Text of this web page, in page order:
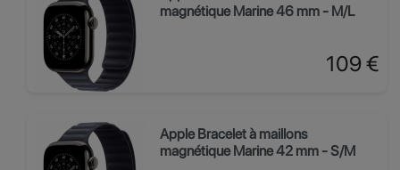
magnétique Marine 46 mm - M/L
Prix
109 €
Apple Bracelet à maillons
magnétique Marine 42 mm - S/M